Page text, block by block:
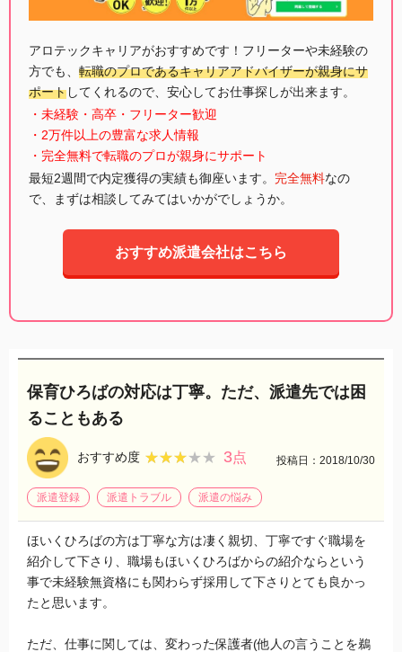
アロテックキャリアがおすすめです！フリーターや未経験の
方でも、 転職のプロであるキャリアアドバイザーが親身にサ
ポートしてくれるので、安心してお仕事探しが出来ます。
・未経験・高卒・フリーター歓迎
・2万件以上の豊富な求人情報
・完全無料で転職のプロが親身にサポート
最短2週間で内定獲得の実績も御座います。 完全無料なの
で、まずは相談してみてはいかがでしょうか。
おすすめ派遣会社はこちら
保育ひろばの対応は丁寧。ただ、派遣先では困
ることもある
おすすめ度 ★★★★★
★★★★★ 3点 投稿日：2018/10/30
派遣登録 派遣トラブル 派遣の悩み
ほいくひろばの方は丁寧な方は凄く親切、丁寧ですぐ職場を
紹介して下さり、職場もほいくひろばからの紹介ならという
事で未経験無資格にも関わらず採用して下さりとても良かっ
たと思います。
ただ、仕事に関しては、変わった保護者(他人の言うことを鵜